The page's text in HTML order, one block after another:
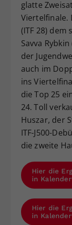
glatte
Viertelfinale.
(ITF 28) dem
Savva
der
auch im
ins
die Top 25
24. Toll
Huszar, der
ITF-J500-
die zweite
Hier die
in
Hier die
in